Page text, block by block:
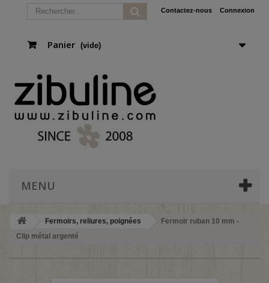
Connexion
Contactez-nous
Panier (vide)
MENU
Fermoirs, reliures, poignées
Fermoir ruban 10 mm -
Clip métal argenté